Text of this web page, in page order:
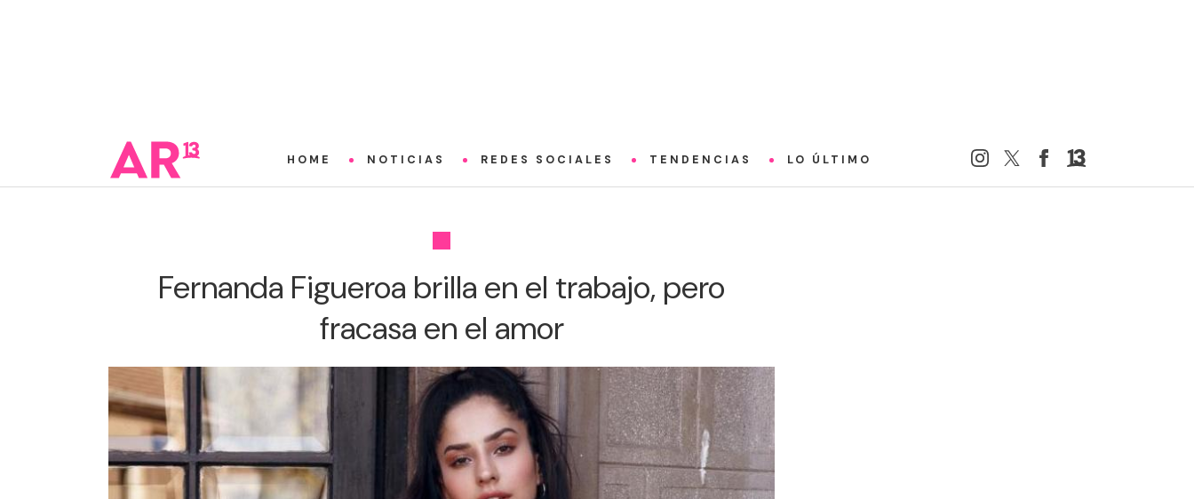
HOME NOTICIAS REDES SOCIALES TENDENCIAS LO ÚLTIMO
Fernanda Figueroa brilla en el trabajo, pero
fracasa en el amor